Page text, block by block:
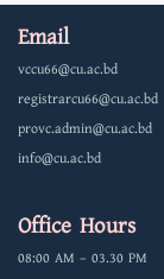
Email
vccu66@cu.ac.bd
registrarcu66@cu.ac.bd
provc.admin@cu.ac.bd
info@cu.ac.bd
Office Hours
08:00 AM – 03.30 PM